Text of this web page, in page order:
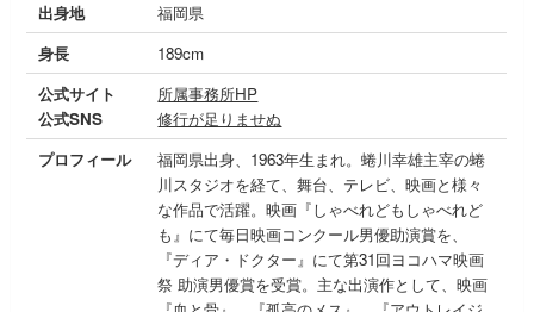
出身地
福岡県
身長
189cm
公式サイト
公式SNS
所属事務所HP
修行が足りませぬ
プロフィール
福岡県出身、1963年生まれ。蜷川幸雄主宰の蜷
川スタジオを経て、舞台、テレビ、映画と様々
な作品で活躍。映画『しゃべれどもしゃべれど
も』にて毎日映画コンクール男優助演賞を、
『ディア・ドクター』にて第31回ヨコハマ映画
祭 助演男優賞を受賞。主な出演作として、映画